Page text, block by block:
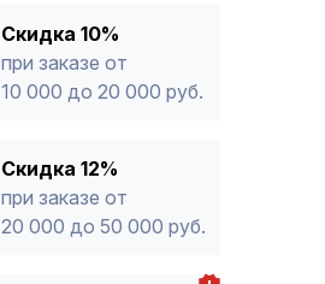
Скидка 10%
при заказе от
10 000 до 20 000 руб.
Скидка 12%
при заказе от
20 000 до 50 000 руб.